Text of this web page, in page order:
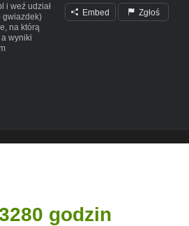
i weź udział
gwiazdek)
na którą
wyniki
Łukasz
Embed Zgłoś
godzin